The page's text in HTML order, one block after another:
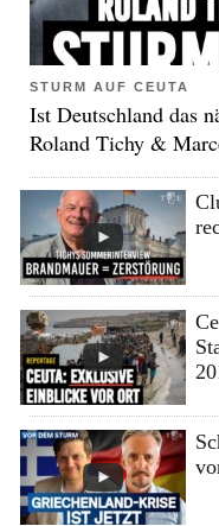
STURM AUF CEUTA
Ist Deutschland das
Roland Tichy &